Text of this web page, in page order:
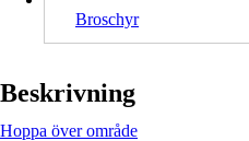
Broschyr
Beskrivning
Hoppa över område